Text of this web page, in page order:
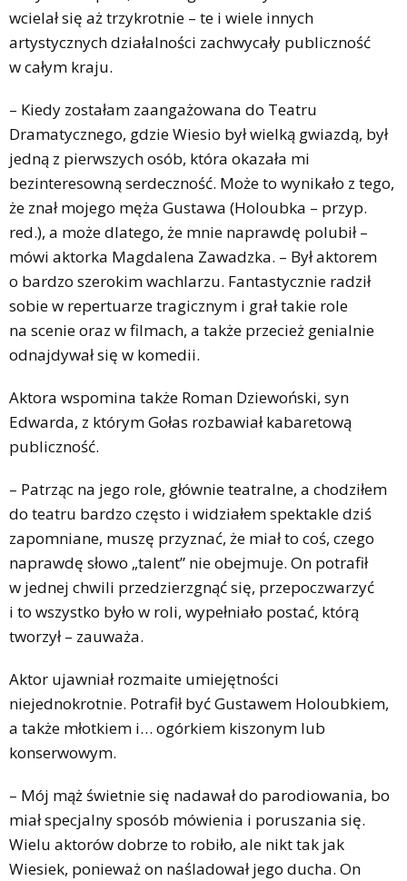
wcielał się aż trzykrotnie – te i wiele innych
artystycznych działalności zachwycały publiczność
w całym kraju.
– Kiedy zostałam zaangażowana do Teatru
Dramatycznego, gdzie Wiesio był wielką gwiazdą, był
jedną z pierwszych osób, która okazała mi
bezinteresowną serdeczność. Może to wynikało z tego,
że znał mojego męża Gustawa (Holoubka – przyp.
red.), a może dlatego, że mnie naprawdę polubił –
mówi aktorka Magdalena Zawadzka. – Był aktorem
o bardzo szerokim wachlarzu. Fantastycznie radził
sobie w repertuarze tragicznym i grał takie role
na scenie oraz w filmach, a także przecież genialnie
odnajdywał się w komedii.
Aktora wspomina także Roman Dziewoński, syn
Edwarda, z którym Gołas rozbawiał kabaretową
publiczność.
– Patrząc na jego role, głównie teatralne, a chodziłem
do teatru bardzo często i widziałem spektakle dziś
zapomniane, muszę przyznać, że miał to coś, czego
naprawdę słowo „talent” nie obejmuje. On potrafił
w jednej chwili przedzierzgnąć się, przepoczwarzyć
i to wszystko było w roli, wypełniało postać, którą
tworzył – zauważa.
Aktor ujawniał rozmaite umiejętności
niejednokrotnie. Potrafił być Gustawem Holoubkiem,
a także młotkiem i… ogórkiem kiszonym lub
konserwowym.
– Mój mąż świetnie się nadawał do parodiowania, bo
miał specjalny sposób mówienia i poruszania się.
Wielu aktorów dobrze to robiło, ale nikt tak jak
Wiesiek, ponieważ on naśladował jego ducha. On